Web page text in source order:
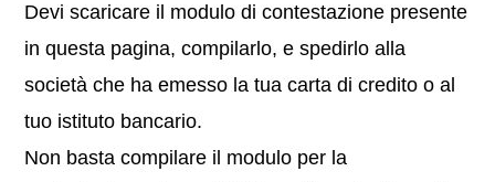
Devi scaricare il modulo di contestazione presente
in questa pagina, compilarlo, e spedirlo alla
società che ha emesso la tua carta di credito o al
tuo istituto bancario.
Non basta compilare il modulo per la